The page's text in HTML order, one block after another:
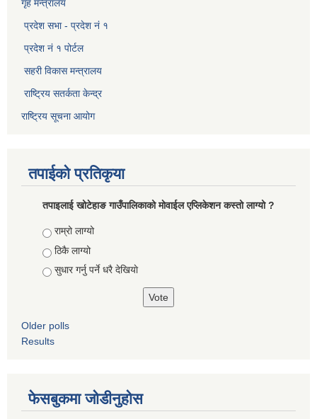
गृह मन्त्रालय
प्रदेश सभा - प्रदेश नं १
प्रदेश नं १ पोर्टल
सहरी विकास मन्त्रालय
राष्ट्रिय सतर्कता केन्द्र
राष्ट्रिय सूचना आयोग
तपाईको प्रतिकृया
तपाइलाई खोटेहाङ गाउँपालिकाको माेवाईल एप्लिकेशन कस्तो लाग्यो ?
Choices
राम्रो लाग्यो
ठिकै लाग्यो
सुधार गर्नु पर्ने धरै देखियाे
Older polls
Results
फेसबुकमा जोडीनुहोस